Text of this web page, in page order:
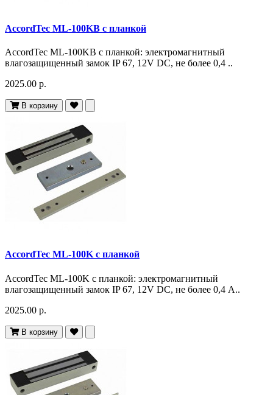
AccordTec ML-100KB с планкой
AccordTec ML-100KB с планкой: электромагнитный
влагозащищенный замок IP 67, 12V DC, не более 0,4 ..
2025.00 р.
В корзину
AccordTec ML-100K с планкой
AccordTec ML-100K с планкой: электромагнитный
влагозащищенный замок IP 67, 12V DC, не более 0,4 A..
2025.00 р.
В корзину